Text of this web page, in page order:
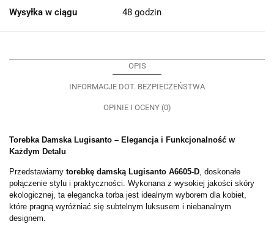
Wysyłka w ciągu 48 godzin
OPIS
INFORMACJE DOT. BEZPIECZEŃSTWA
OPINIE I OCENY (0)
Torebka Damska Lugisanto – Elegancja i Funkcjonalność w
Każdym Detalu
Przedstawiamy torebkę damską Lugisanto A6605-D , doskonałe
połączenie stylu i praktyczności. Wykonana z wysokiej jakości skóry
ekologicznej, ta elegancka torba jest idealnym wyborem dla kobiet,
które pragną wyróżniać się subtelnym luksusem i niebanalnym
designem.